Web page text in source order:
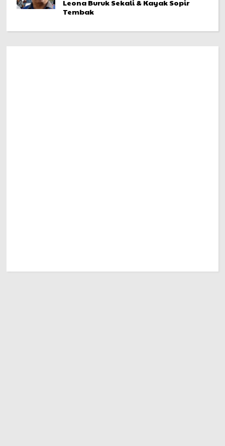
Leona Buruk Sekali & Kayak Sopir
Tembak